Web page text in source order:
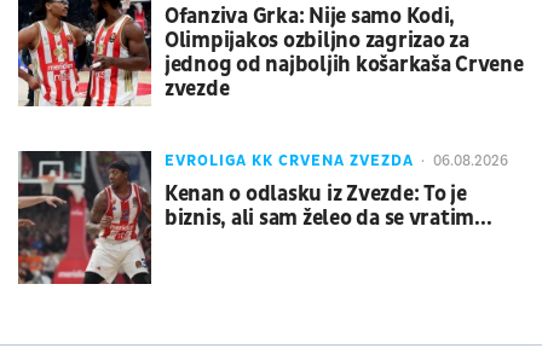
Ofanziva Grka: Nije samo Kodi,
Olimpijakos ozbiljno zagrizao za
jednog od najboljih košarkaša Crvene
zvezde
EVROLIGA KK CRVENA ZVEZDA 06.08.2026
Kenan o odlasku iz Zvezde: To je
biznis, ali sam želeo da se vratim...